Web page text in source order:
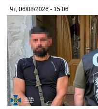
Чт, 06/08/2026 - 15:06